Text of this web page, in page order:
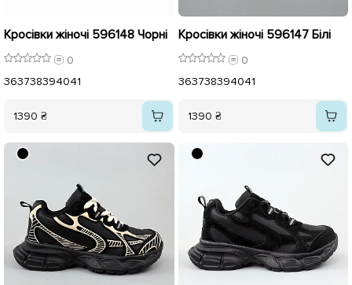
Кросівки жіночі 596148 Чорні
0
363738394041
1390 ₴
Кросівки жіночі 596147 Білі
0
363738394041
1390 ₴